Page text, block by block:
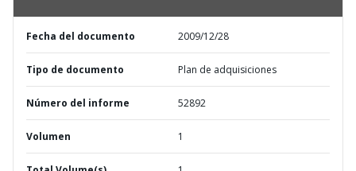
Fecha del documento 2009/12/28
Tipo de documento Plan de adquisiciones
Número del informe 52892
Volumen 1